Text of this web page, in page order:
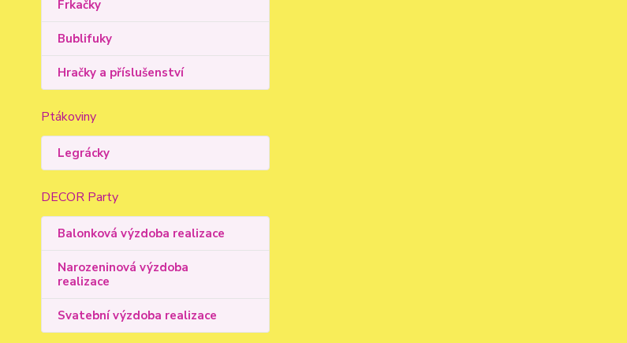
Frkačky
Bublifuky
Hračky a příslušenství
Ptákoviny
Legrácky
DECOR Party
Balonková výzdoba realizace
Narozeninová výzdoba
realizace
Svatební výzdoba realizace